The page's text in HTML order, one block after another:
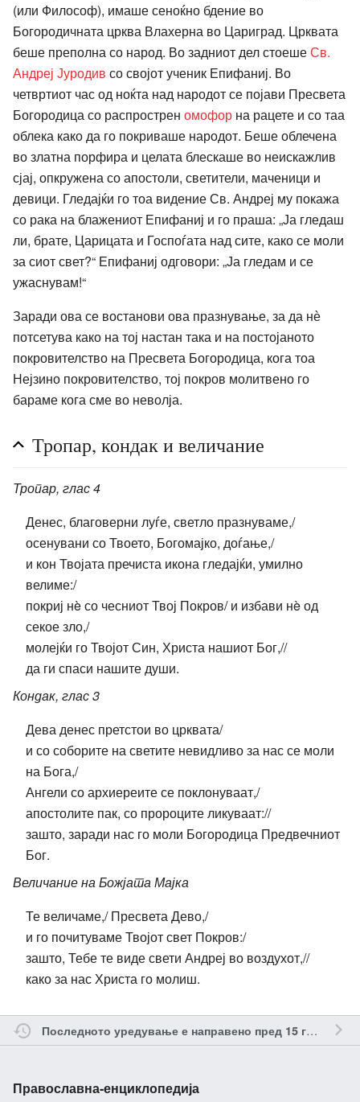
(или Философ), имаше сеноќно бдение во
Богородичната црква Влахерна во Цариград. Црквата
беше преполна со народ. Во задниот дел стоешеСв.
Андреј Јуродив со својот ученик Епифаниј. Во
четвртиот час од ноќта над народот се појави Пресвета
Богородица со распрострен омофор на рацете и со таа
облека како да го покриваше народот. Беше облечена
во златна порфира и целата блескаше во неискажлив
сјај, опкружена со апостоли, светители, маченици и
девици. Гледајќи го тоа видение Св. Андреј му покажа
со рака на блажениот Епифаниј и го праша: „Ја гледаш
ли, брате, Царицата и Госпоѓата над сите, како се моли
за сиот свет?“ Епифаниј одговори: „Ја гледам и се
ужаснувам!“
Заради ова се востанови ова празнување, за да нѐ
потсетува како на тој настан така и на постојаното
покровителство на Пресвета Богородица, кога тоа
Нејзино покровителство, тој покров молитвено го
бараме кога сме во неволја.
Тропар, кондак и величание
Тропар, глас 4
Денес, благоверни луѓе, светло празнуваме,/
осенувани со Твоето, Богомајко, доѓање,/
и кон Твојата пречиста икона гледајќи, умилно
велиме:/
покриј нè со чесниот Твој Покров/ и избави нè од
секое зло,/
молејќи го Твојот Син, Христа нашиот Бог,//
да ги спаси нашите души.
Кондак, глас 3
Дева денес претстои во црквата/
и со соборите на светите невидливо за нас се моли
на Бога,/
Ангели со архиереите се поклонуваат,/
апостолите пак, со пророците ликуваат://
зашто, заради нас го моли Богородица Предвечниот
Бог.
Величание на Божјата Мајка
Те величаме,/ Пресвета Дево,/
и го почитуваме Твојот свет Покров:/
зашто, Тебе те виде свети Андреј во воздухот,//
како за нас Христа го молиш.
Последното уредување е направено пред 15 години од
Православна-енциклопедија